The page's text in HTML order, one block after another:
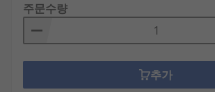
주문수량
추가